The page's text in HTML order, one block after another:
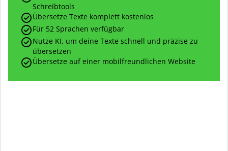
Schreibtools
Übersetze Texte komplett kostenlos
Für 52 Sprachen verfügbar
Nutze KI, um deine Texte schnell und präzise zu
übersetzen
Übersetze auf einer mobilfreundlichen Website